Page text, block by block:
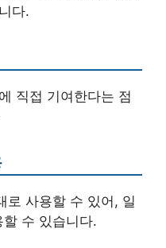
다.
직접 기여한다는 점
로 사용할 수 있어, 일
수 있습니다.